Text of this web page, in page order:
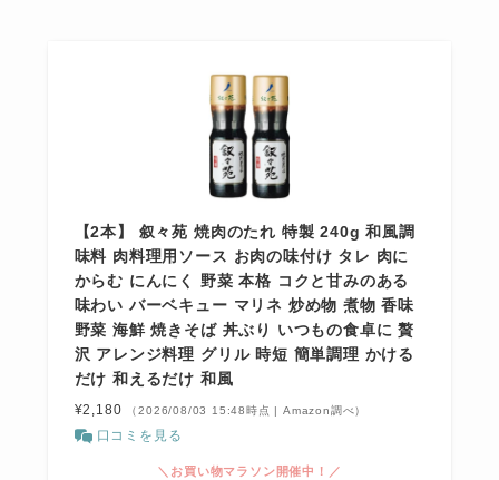
【2本】 叙々苑 焼肉のたれ 特製 240g 和風調
味料 肉料理用ソース お肉の味付け タレ 肉に
からむ にんにく 野菜 本格 コクと甘みのある
味わい バーベキュー マリネ 炒め物 煮物 香味
野菜 海鮮 焼きそば 丼ぶり いつもの食卓に 贅
沢 アレンジ料理 グリル 時短 簡単調理 かける
だけ 和えるだけ 和風
¥2,180 （2026/08/03 15:48時点 | Amazon調べ）
口コミを見る
＼お買い物マラソン開催中！／